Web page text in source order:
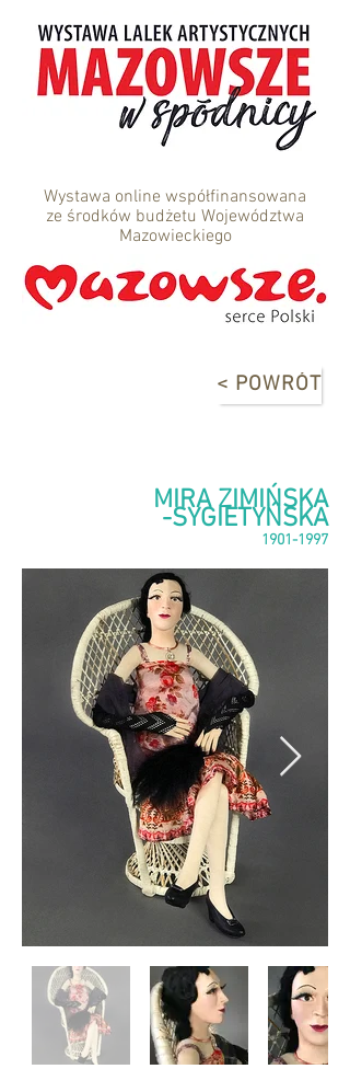
Wystawa online współfinansowana
ze środków budżetu Województwa
Mazowieckiego
< POWRÓT
MIRA ZIMIŃSKA
-SYGIETYŃSKA
1901-1997